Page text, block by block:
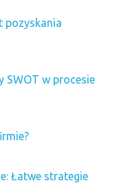
pozyskania
SWOT w procesie
Łatwe strategie